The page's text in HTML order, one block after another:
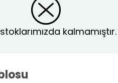
kalmamıştır.